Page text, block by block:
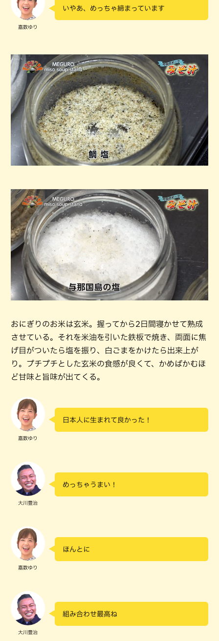
嘉数ゆり
いやあ、めっちゃ締まっています
おにぎりのお米は玄米。握ってから2日間寝かせて熟成
させている。それを米油を引いた鉄板で焼き、両面に焦
げ目がついたら塩を振り、白ごまをかけたら出来上が
り。プチプチとした玄米の食感が良くて、かめばかむほ
ど甘味と旨味が出てくる。
嘉数ゆり
日本人に生まれて良かった！
大川豊治
めっちゃうまい！
嘉数ゆり
ほんとに
大川豊治
組み合わせ最高ね